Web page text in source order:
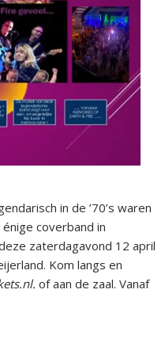
in de ’70’s waren
coverband in
zaterdagavond 12 april
Kom langs en
of aan de zaal. Vanaf